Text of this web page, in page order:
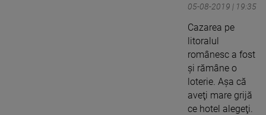
05-08-2019 | 19:35
Cazarea pe
litoralul
românesc a fost
şi rămâne o
loterie. Aşa că
aveţi mare grijă
ce hotel alegeţi.